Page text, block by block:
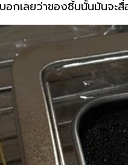
กเลยว่าของชิ้นนั้นมันจะ